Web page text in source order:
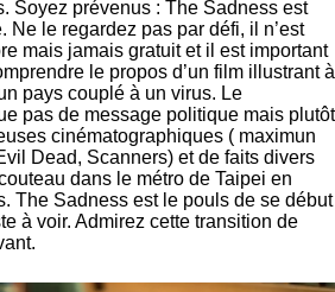
Soyez prévenus : The Sadness est
Ne le regardez pas par défi, il n’est
mais jamais gratuit et il est important
le propos d’un film illustrant à
pays couplé à un virus. Le
pas de message politique mais plutôt
cinématographiques ( maximun
Dead, Scanners) et de faits divers
dans le métro de Taipei en
The Sadness est le pouls de se début
à voir. Admirez cette transition de